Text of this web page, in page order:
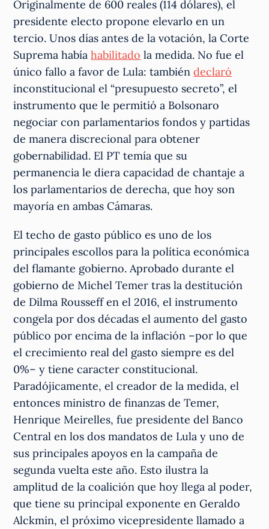
Originalmente de 600 reales (114 dólares), el
presidente electo propone elevarlo en un
tercio. Unos días antes de la votación, la Corte
Suprema habíahabilitado la medida. No fue el
único fallo a favor de Lula: tambiéndeclaró
inconstitucional el “presupuesto secreto”, el
instrumento que le permitió a Bolsonaro
negociar con parlamentarios fondos y partidas
de manera discrecional para obtener
gobernabilidad. El PT temía que su
permanencia le diera capacidad de chantaje a
los parlamentarios de derecha, que hoy son
mayoría en ambas Cámaras.
El techo de gasto público es uno de los
principales escollos para la política económica
del flamante gobierno. Aprobado durante el
gobierno de Michel Temer tras la destitución
de Dilma Rousseff en el 2016, el instrumento
congela por dos décadas el aumento del gasto
público por encima de la inflación –por lo que
el crecimiento real del gasto siempre es del
0%– y tiene caracter constitucional.
Paradójicamente, el creador de la medida, el
entonces ministro de finanzas de Temer,
Henrique Meirelles, fue presidente del Banco
Central en los dos mandatos de Lula y uno de
sus principales apoyos en la campaña de
segunda vuelta este año. Esto ilustra la
amplitud de la coalición que hoy llega al poder,
que tiene su principal exponente en Geraldo
Alckmin, el próximo vicepresidente llamado a